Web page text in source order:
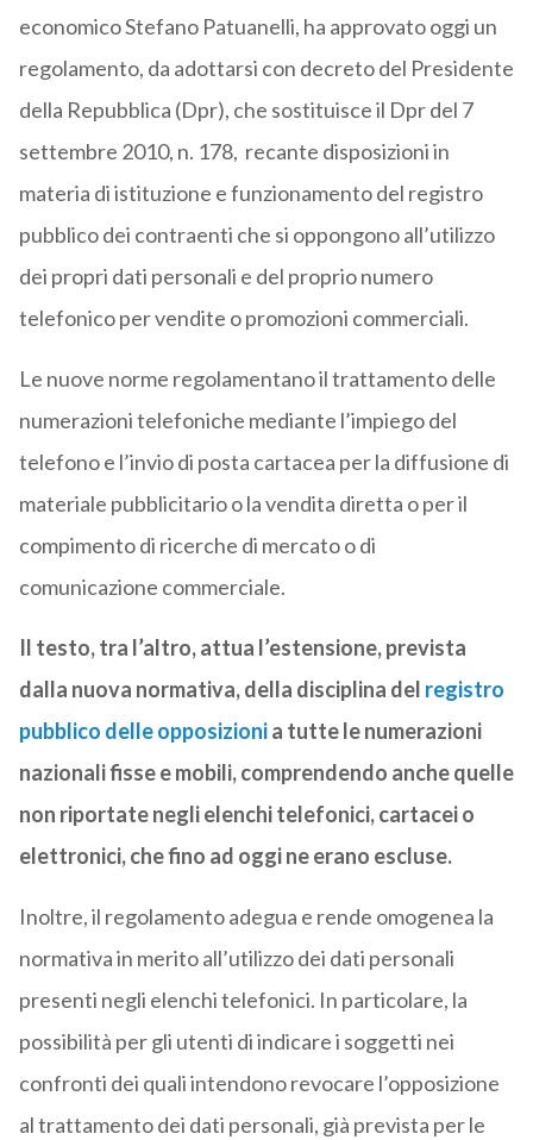
economico Stefano Patuanelli, ha approvato oggi un
regolamento, da adottarsi con decreto del Presidente
della Repubblica (Dpr), che sostituisce il Dpr del 7
settembre 2010, n. 178, recante disposizioni in
materia di istituzione e funzionamento del registro
pubblico dei contraenti che si oppongono all’utilizzo
dei propri dati personali e del proprio numero
telefonico per vendite o promozioni commerciali.
Le nuove norme regolamentano il trattamento delle
numerazioni telefoniche mediante l’impiego del
telefono e l’invio di posta cartacea per la diffusione di
materiale pubblicitario o la vendita diretta o per il
compimento di ricerche di mercato o di
comunicazione commerciale.
Il testo, tra l’altro, attua l’estensione, prevista
dalla nuova normativa, della disciplina del registro
pubblico delle opposizionia tutte le numerazioni
nazionali fisse e mobili, comprendendo anche quelle
non riportate negli elenchi telefonici, cartacei o
elettronici, che fino ad oggi ne erano escluse.
Inoltre, il regolamento adegua e rende omogenea la
normativa in merito all’utilizzo dei dati personali
presenti negli elenchi telefonici. In particolare, la
possibilità per gli utenti di indicare i soggetti nei
confronti dei quali intendono revocare l’opposizione
al trattamento dei dati personali, già prevista per le